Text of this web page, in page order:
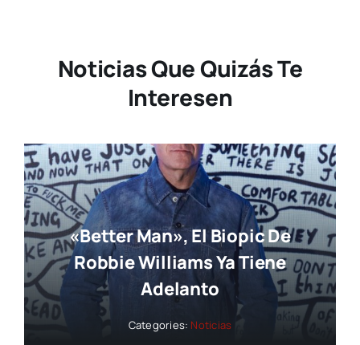
Noticias Que Quizás Te
Interesen
«Better Man», El Biopic De
Robbie Williams Ya Tiene
Adelanto
Categories: Noticias